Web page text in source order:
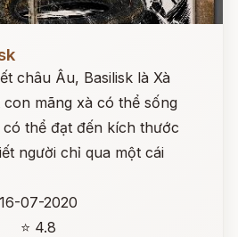
châu Âu, Basilisk là Xà
mãng xà có thể sống
thể đạt đến kích thước
người chỉ qua một cái
16-07-2020
⭐ 4.8